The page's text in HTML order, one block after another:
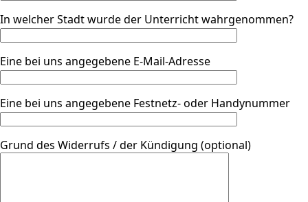
In welcher Stadt wurde der Unterricht wahrgenommen?
Eine bei uns angegebene E-Mail-Adresse
Eine bei uns angegebene Festnetz- oder Handynummer
Grund des Widerrufs / der Kündigung (optional)